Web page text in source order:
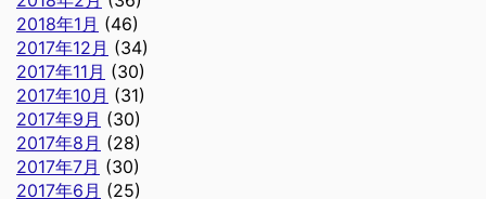
2018年1月 (46)
2017年12月 (34)
2017年11月 (30)
2017年10月 (31)
2017年9月 (30)
2017年8月 (28)
2017年7月 (30)
2017年6月 (25)